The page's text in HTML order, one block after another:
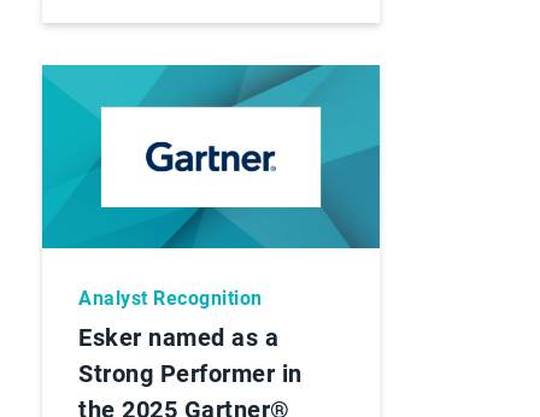
Analyst Recognition
Esker named as a
Strong Performer in
the 2025 Gartner®